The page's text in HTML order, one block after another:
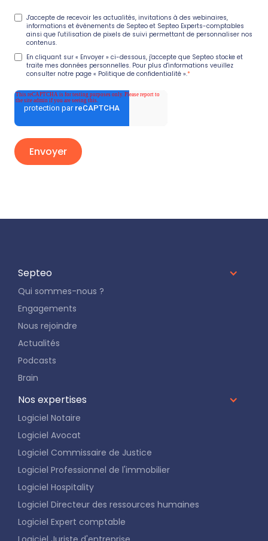
J'accepte de recevoir les actualités, invitations à des webinaires,
informations et événements de Septeo et Septeo Experts-comptables
ainsi que l'utilisation de pixels de suivi permettant de personnaliser nos
contenus.
En cliquant sur « Envoyer » ci-dessous, j'accepte que Septeo stocke et
traite mes données personnelles. Pour plus d'informations veuillez
consulter notre page « Politique de confidentialité ».*
Septeo
Qui sommes-nous ?
Engagements
Nous rejoindre
Actualités
Podcasts
Brain
Nos expertises
Logiciel Notaire
Logiciel Avocat
Logiciel Commissaire de Justice
Logiciel Professionnel de l'immobilier
Logiciel Hospitality
Logiciel Directeur des ressources humaines
Logiciel Expert comptable